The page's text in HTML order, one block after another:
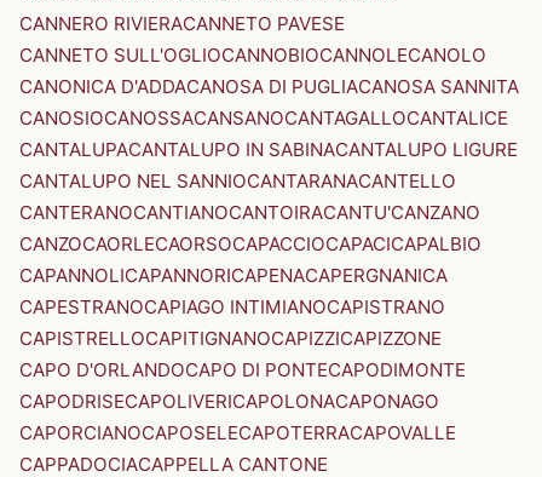
CANNERO RIVIERACANNETO PAVESE
CANNETO SULL'OGLIOCANNOBIOCANNOLECANOLO
CANONICA D'ADDACANOSA DI PUGLIACANOSA SANNITA
CANOSIOCANOSSACANSANOCANTAGALLOCANTALICE
CANTALUPACANTALUPO IN SABINACANTALUPO LIGURE
CANTALUPO NEL SANNIOCANTARANACANTELLO
CANTERANOCANTIANOCANTOIRACANTU'CANZANO
CANZOCAORLECAORSOCAPACCIOCAPACICAPALBIO
CAPANNOLICAPANNORICAPENACAPERGNANICA
CAPESTRANOCAPIAGO INTIMIANOCAPISTRANO
CAPISTRELLOCAPITIGNANOCAPIZZICAPIZZONE
CAPO D'ORLANDOCAPO DI PONTECAPODIMONTE
CAPODRISECAPOLIVERICAPOLONACAPONAGO
CAPORCIANOCAPOSELECAPOTERRACAPOVALLE
CAPPADOCIACAPPELLA CANTONE